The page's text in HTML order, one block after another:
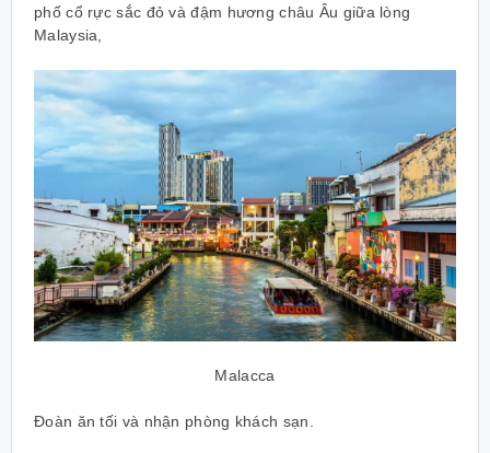
phố cổ rực sắc đỏ và đậm hương châu Âu giữa lòng
Malaysia,
Malacca
Đoàn ăn tối và nhận phòng khách sạn.